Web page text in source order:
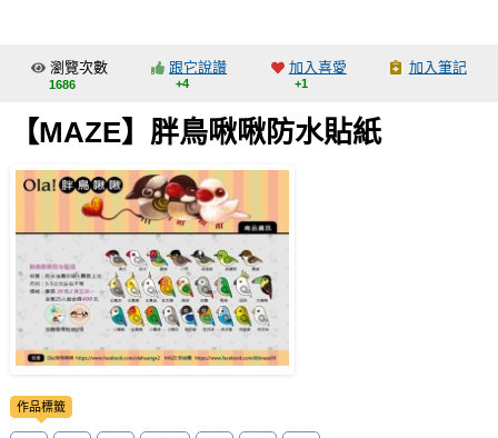
交流中心
攤位轉讓區
會員中心
註冊會員
登入
瀏覽次數
1686
跟它說讚
+4
加入喜愛
+1
加入筆記
【MAZE】胖鳥啾啾防水貼紙
作品標籤